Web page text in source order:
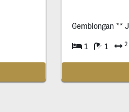
Gemblongan ** J
1 1 2